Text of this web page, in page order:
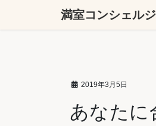
満室コンシェル
2019年3月5日
あなたに